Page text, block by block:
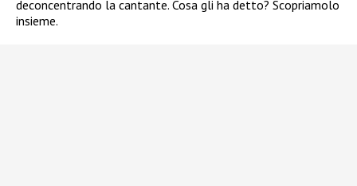
deconcentrando la cantante. Cosa gli ha detto? Scopriamolo
insieme.